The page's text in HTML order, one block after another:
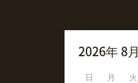
2026年 8月
日 月 火